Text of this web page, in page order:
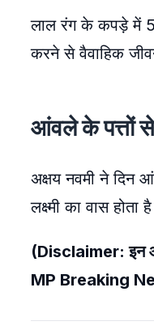
लाल रंग के कपड़े में 5
करने से वैवाहिक
आंवले के पत्तों
अक्षय नवमी ने दिन
लक्ष्मी का वास होता
(Disclaimer: इन
MP Breaking